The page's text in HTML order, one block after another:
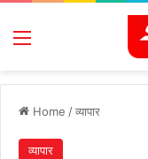
Menu
Home /व्यापार
व्यापार